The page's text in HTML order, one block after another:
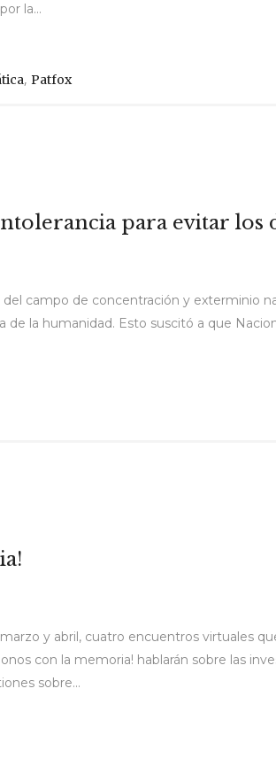
la...
, Patfox
para evitar los
campo de concentración y exterminio
la humanidad. Esto suscitó a que
y abril, cuatro encuentros virtuales
con la memoria! hablarán sobre las
sobre...